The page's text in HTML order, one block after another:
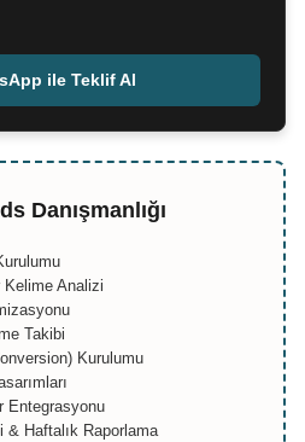
ile Teklif Al
Danışmanlığı
Analizi
Takibi
Kurulumu
Entegrasyonu
Haftalık Raporlama